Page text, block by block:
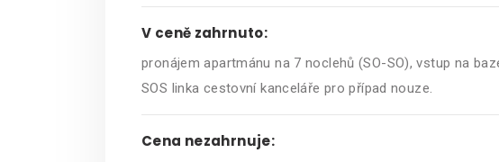
V ceně zahrnuto:
pronájem apartmánu na 7 noclehů (SO-SO), vstup na
SOS linka cestovní kanceláře pro případ nouze.
Cena nezahrnuje: